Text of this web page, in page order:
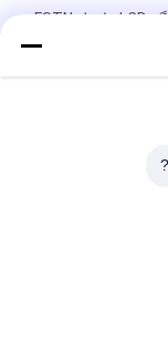
رزولوشن 240x160 پیکسل ماتریس نقطه نمایشگر LCD ماژول FSTN